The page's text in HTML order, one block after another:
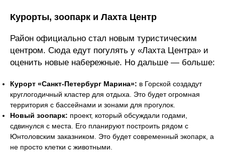
Курорты, зоопарк и Лахта Центр
Район официально стал новым туристическим
центром. Сюда едут погулять у «Лахта Центра» и
оценить новые набережные. Но дальше — больше:
Курорт «Санкт-Петербург Марина»: в Горской создадут
круглогодичный кластер для отдыха. Это будет огромная
территория с бассейнами и зонами для прогулок.
Новый зоопарк: проект, который обсуждали годами,
сдвинулся с места. Его планируют построить рядом с
Юнтоловским заказником. Это будет современный экопарк, а
не просто клетки с животными.